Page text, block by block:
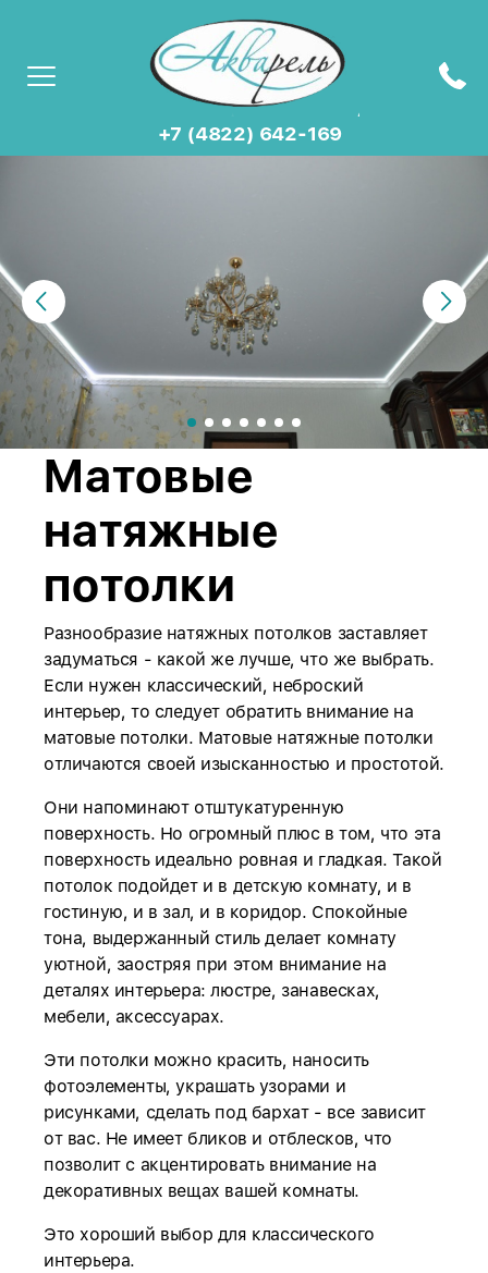
+7 (4822) 642-169
Матовые
натяжные
потолки
Разнообразие натяжных потолков заставляет
задуматься - какой же лучше, что же выбрать.
Если нужен классический, неброский
интерьер, то следует обратить внимание на
матовые потолки. Матовые натяжные потолки
отличаются своей изысканностью и простотой.
Они напоминают отштукатуренную
поверхность. Но огромный плюс в том, что эта
поверхность идеально ровная и гладкая. Такой
потолок подойдет и в детскую комнату, и в
гостиную, и в зал, и в коридор. Спокойные
тона, выдержанный стиль делает комнату
уютной, заостряя при этом внимание на
деталях интерьера: люстре, занавесках,
мебели, аксессуарах.
Эти потолки можно красить, наносить
фотоэлементы, украшать узорами и
рисунками, сделать под бархат - все зависит
от вас. Не имеет бликов и отблесков, что
позволит с акцентировать внимание на
декоративных вещах вашей комнаты.
Это хороший выбор для классического
интерьера.